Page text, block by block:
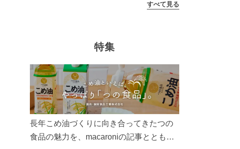
すべて見る
特集
長年こめ油づくりに向き合ってきたつの
食品の魅力を、macaroniの記事とともに